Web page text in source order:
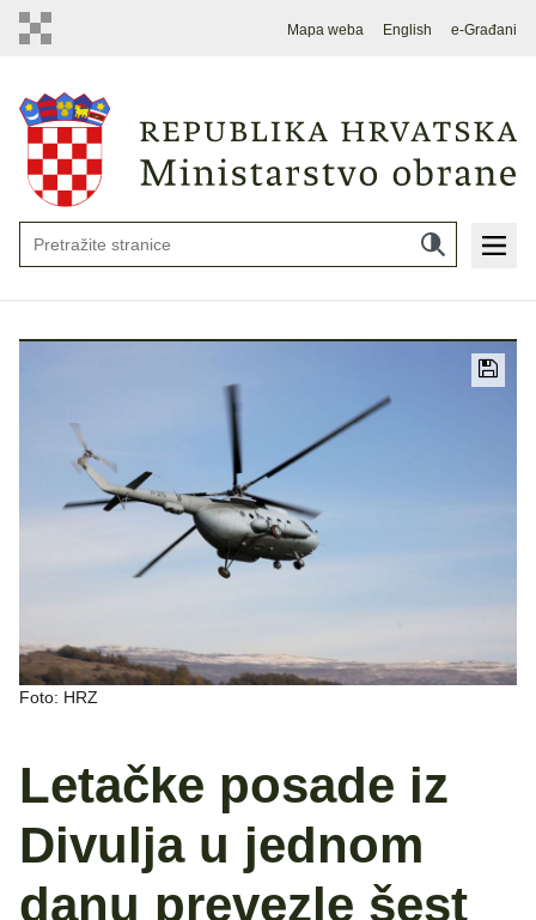
Mapa weba English e-Građani
Foto: HRZ
Letačke posade iz
Divulja u jednom
danu prevezle šest